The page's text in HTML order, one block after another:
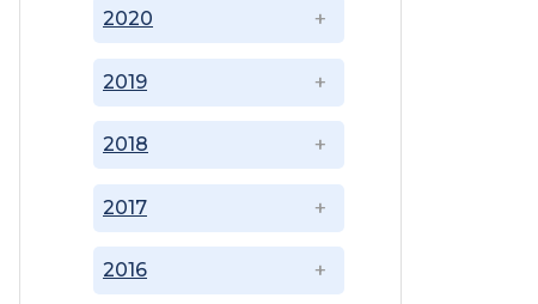
2016
2017
2018
2019
2020